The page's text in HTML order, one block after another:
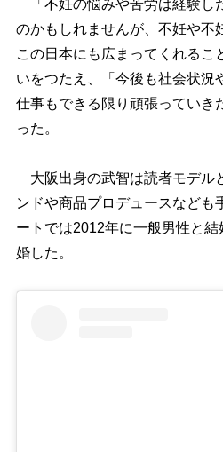
「不妊の悩みや苦労は経験し
のかもしれませんが、不妊や不
この日本にも広まってくれるこ
いをつたえ、「今後も社会状況
仕事もできる限り頑張っていき
った。
大阪出身の武智は読者モデル
ンドや商品プロデュースなども
ートでは2012年に一般男性と
婚した。